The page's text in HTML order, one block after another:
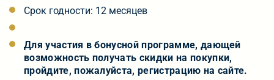
Срок годности: 12 месяцев
Для участия в бонусной программе, дающей
возможность получать скидки на покупки,
пройдите, пожалуйста, регистрацию на сайте.